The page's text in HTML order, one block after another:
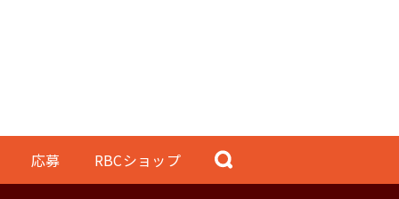
応募 RBCショップ